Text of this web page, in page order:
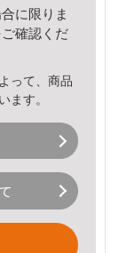
に限りま
ご確認くだ
って、商品
ます。